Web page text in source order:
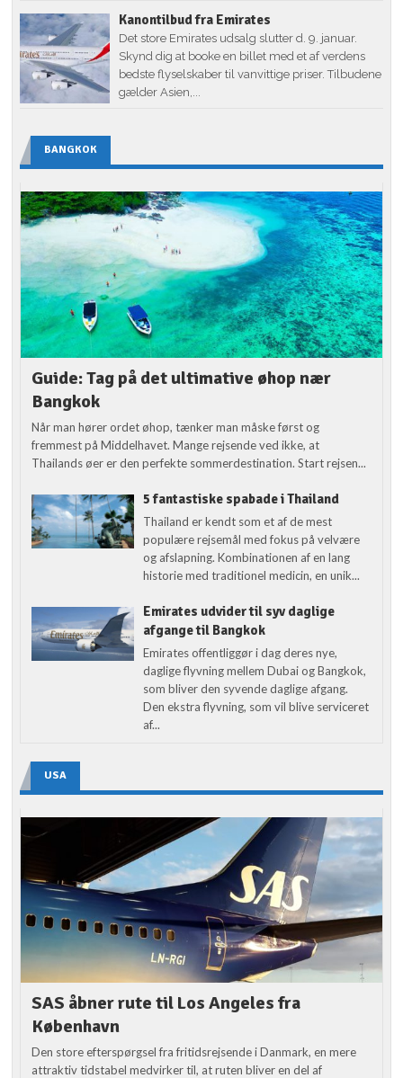
Kanontilbud fra Emirates
Det store Emirates udsalg slutter d. 9. januar.
Skynd dig at booke en billet med et af verdens
bedste flyselskaber til vanvittige priser. Tilbudene
gælder Asien,...
BANGKOK
Guide: Tag på det ultimative øhop nær
Bangkok
Når man hører ordet øhop, tænker man måske først og
fremmest på Middelhavet. Mange rejsende ved ikke, at
Thailands øer er den perfekte sommerdestination. Start rejsen...
5 fantastiske spabade i Thailand
Thailand er kendt som et af de mest
populære rejsemål med fokus på velvære
og afslapning. Kombinationen af en lang
historie med traditionel medicin, en unik...
Emirates udvider til syv daglige
afgange til Bangkok
Emirates offentliggør i dag deres nye,
daglige flyvning mellem Dubai og Bangkok,
som bliver den syvende daglige afgang.
Den ekstra flyvning, som vil blive serviceret
af...
USA
SAS åbner rute til Los Angeles fra
København
Den store efterspørgsel fra fritidsrejsende i Danmark, en mere
attraktiv tidstabel medvirker til, at ruten bliver en del af